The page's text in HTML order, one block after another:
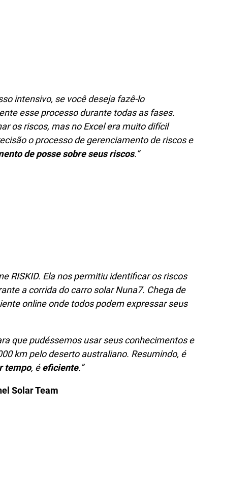
intensivo, se você deseja fazê-lo
esse processo durante todas as fases.
os riscos, mas no Excel era muito difícil
o processo de gerenciamento de riscos e
de posse sobre seus riscos.”
RISKID. Ela nos permitiu identificar os riscos
a corrida do carro solar Nuna7. Chega de
online onde todos podem expressar seus
que pudéssemos usar seus conhecimentos e
km pelo deserto australiano. Resumindo, é
tempo, éeficiente.”
Solar Team